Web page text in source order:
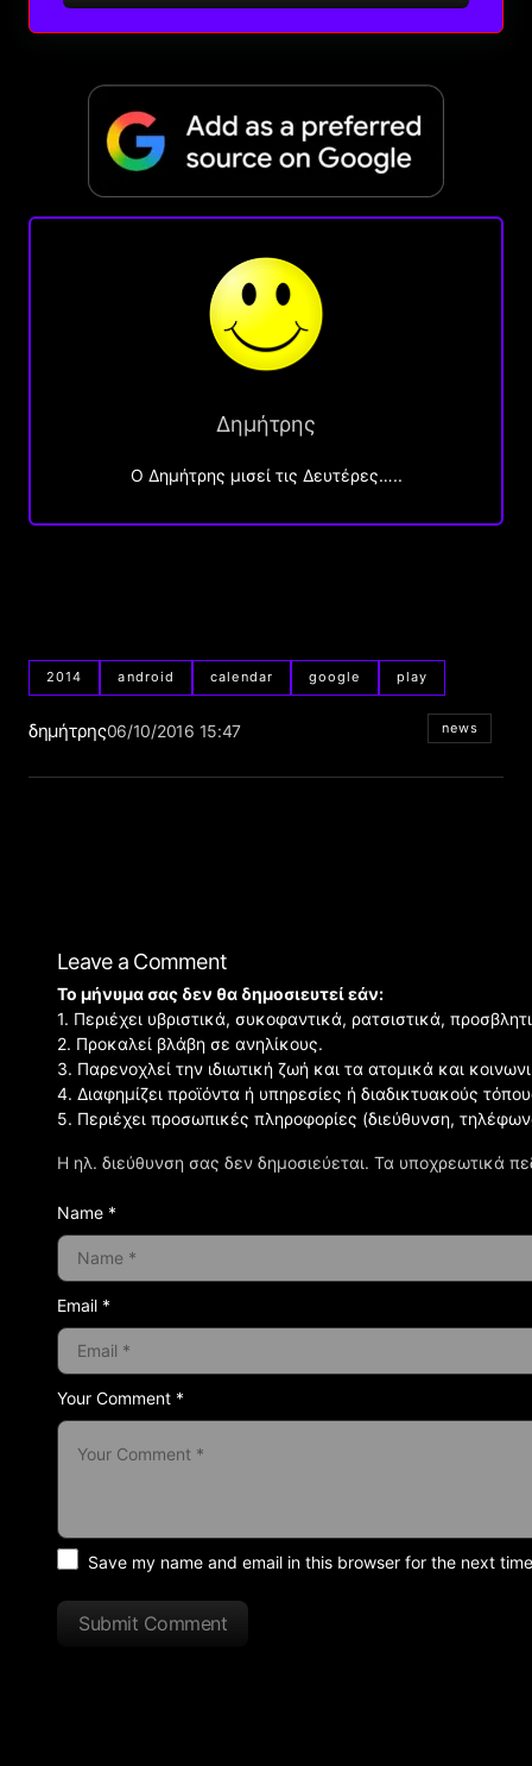
Δημήτρης
O Δημήτρης μισεί τις Δευτέρες…..
2014 android calendar google play
δημήτρης06/10/2016 15:47 news
Leave a Comment
Η ηλ. διεύθυνση σας δεν δημοσιεύεται. Τα υποχρεωτικά
Your Comment *
Το μήνυμα σας δεν θα δημοσιευτεί εάν:
1. Περιέχει υβριστικά, συκοφαντικά, ρατσιστικά,
2. Προκαλεί βλάβη σε ανηλίκους.
3. Παρενοχλεί την ιδιωτική ζωή και τα ατομικά και
4. Διαφημίζει προϊόντα ή υπηρεσίες ή διαδικτυακούς
5. Περιέχει προσωπικές πληροφορίες (διεύθυνση,
Name *
Email *
Save my name and email in this browser for the next
Submit Comment